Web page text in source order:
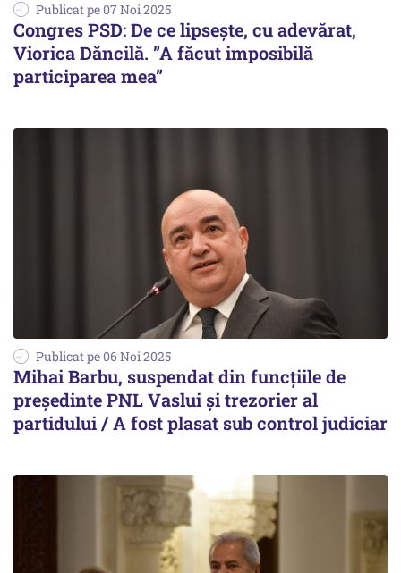
Publicat pe 07 Noi 2025
Congres PSD: De ce lipsește, cu adevărat,
Viorica Dăncilă. ”A făcut imposibilă
participarea mea”
Publicat pe 06 Noi 2025
Mihai Barbu, suspendat din funcțiile de
președinte PNL Vaslui și trezorier al
partidului / A fost plasat sub control judiciar